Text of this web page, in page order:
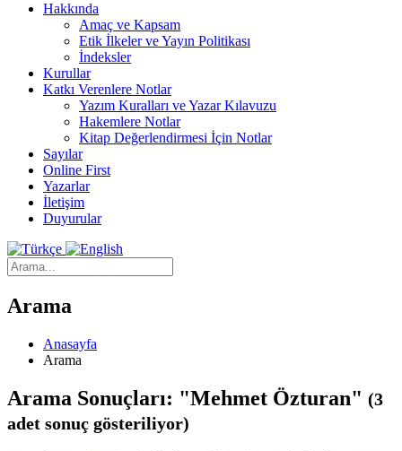
Hakkında
Amaç ve Kapsam
Etik İlkeler ve Yayın Politikası
İndeksler
Kurullar
Katkı Verenlere Notlar
Yazım Kuralları ve Yazar Kılavuzu
Hakemlere Notlar
Kitap Değerlendirmesi İçin Notlar
Sayılar
Online First
Yazarlar
İletişim
Duyurular
Arama
Anasayfa
Arama
Arama Sonuçları: "Mehmet Özturan" (3
adet sonuç gösteriliyor)